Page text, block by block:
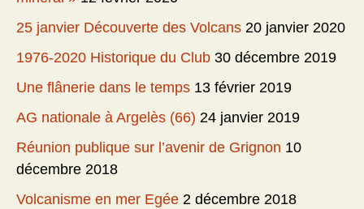
25 janvier Découverte des Volcans 20 janvier 2020
1976-2020 Historique du Club 30 décembre 2019
Une flânerie dans le temps 13 février 2019
AG nationale à Argelès (66) 24 janvier 2019
Réunion publique sur l’avenir de Grignon 10
décembre 2018
Volcanisme en mer Egée 2 décembre 2018